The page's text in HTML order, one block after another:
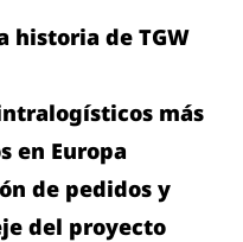
historia de TGW
más
en Europa
de pedidos y
del proyecto